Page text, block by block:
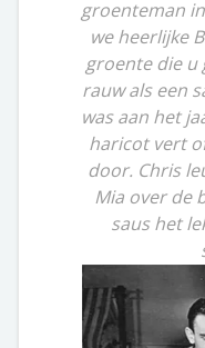
groenteman
we heerlijke
groente die u
rauw als een
was aan het
haricot vert
door. Chris
Mia over de
saus het